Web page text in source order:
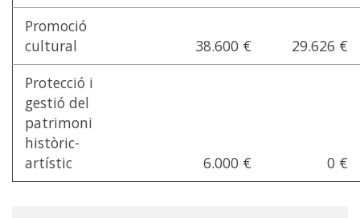
Promoció
cultural
38.600 €
29.626 €
Protecció i
gestió del
patrimoni
històric-
artístic
6.000 € 0 €